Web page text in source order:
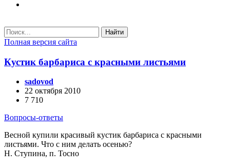
Найти
Полная версия сайта
Кустик барбариса с красными листьями
sadovod
22 октября 2010
7 710
Вопросы-ответы
Весной купили красивый кустик барбариса с красными
листьями. Что с ним делать осенью?
Н. Ступина, п. Тосно